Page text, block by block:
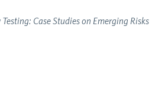
Case Studies on Emerging Risks